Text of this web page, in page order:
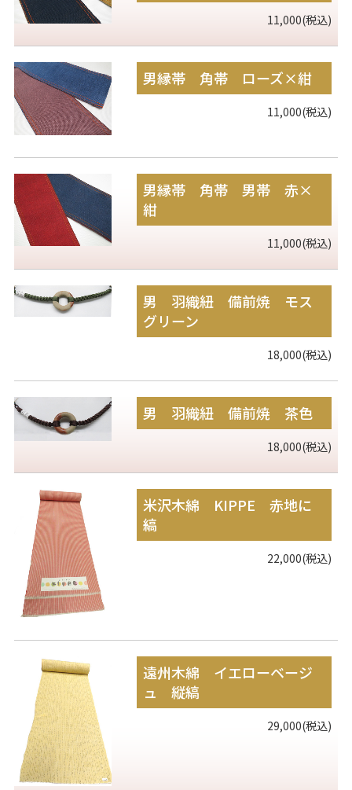
11,000(税込)
男縁帯 角帯 ローズ×紺
11,000(税込)
男縁帯 角帯 男帯 赤×
紺
11,000(税込)
男 羽織紐 備前焼 モス
グリーン
18,000(税込)
男 羽織紐 備前焼 茶色
18,000(税込)
米沢木綿 KIPPE 赤地に
縞
22,000(税込)
遠州木綿 イエローベージ
ュ 縦縞
29,000(税込)